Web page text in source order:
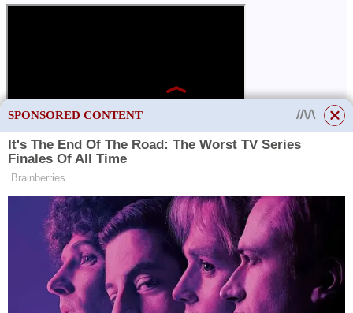
This site uses cookies to store data. By continuing to use the site, you consent
to the use of these files.
OK
SPONSORED CONTENT